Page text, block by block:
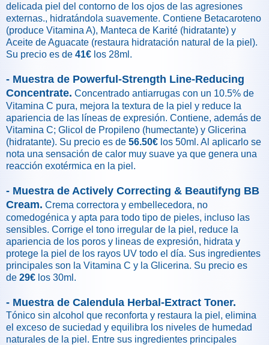
delicada piel del contorno de los ojos de las agresiones
externas., hidratándola suavemente. Contiene Betacaroteno
(produce Vitamina A), Manteca de Karité (hidratante) y
Aceite de Aguacate (restaura hidratación natural de la piel).
Su precio es de 41€ los 28ml.
- Muestra de Powerful-Strength Line-Reducing
Concentrate. Concentrado antiarrugas con un 10.5% de
Vitamina C pura, mejora la textura de la piel y reduce la
apariencia de las líneas de expresión. Contiene, además de
Vitamina C; Glicol de Propileno (humectante) y Glicerina
(hidratante). Su precio es de 56.50€ los 50ml. Al aplicarlo se
nota una sensación de calor muy suave ya que genera una
reacción exotérmica en la piel.
- Muestra de Actively Correcting & Beautifyng BB
Cream. Crema correctora y embellecedora, no
comedogénica y apta para todo tipo de pieles, incluso las
sensibles. Corrige el tono irregular de la piel, reduce la
apariencia de los poros y lineas de expresión, hidrata y
protege la piel de los rayos UV todo el día. Sus ingredientes
principales son la Vitamina C y la Glicerina. Su precio es
de 29€ los 30ml.
- Muestra de Calendula Herbal-Extract Toner.
Tónico sin alcohol que reconforta y restaura la piel, elimina
el exceso de suciedad y equilibra los niveles de humedad
naturales de la piel. Entre sus ingredientes principales